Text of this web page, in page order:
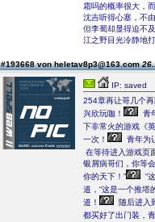
霜吗的概率很大，
沈吉听得心塞，不
但李蜀却显得迫不
江之野目光冷静地
#193668 von heletav8p3@163.com
IP: saved
254章再让哥几个
兴欣玩咖！
青
下非常火的游戏《
一次！
青年为
在等待进入游戏页
银屑病哥们，你等
你的天下！”
“
道，“这是一个推塔
道！
随后进入
都买好了出门装，